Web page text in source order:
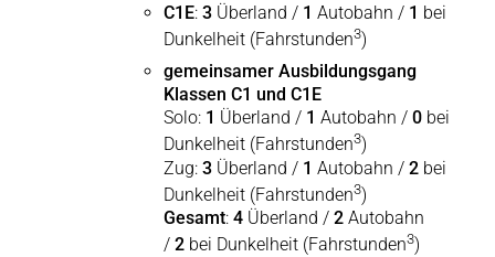
C1E:3 Überland / 1 Autobahn / 1 bei
Dunkelheit (Fahrstunden3)
gemeinsamer Ausbildungsgang
Klassen C1 und C1E
Solo: 1 Überland / 1 Autobahn /0 bei
Dunkelheit (Fahrstunden3)
Zug:3 Überland / 1 Autobahn /2 bei
Dunkelheit (Fahrstunden3)
Gesamt:4 Überland /2 Autobahn
/2 bei Dunkelheit (Fahrstunden3)